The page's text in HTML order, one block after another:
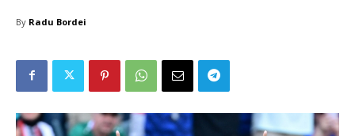
By Radu Bordei